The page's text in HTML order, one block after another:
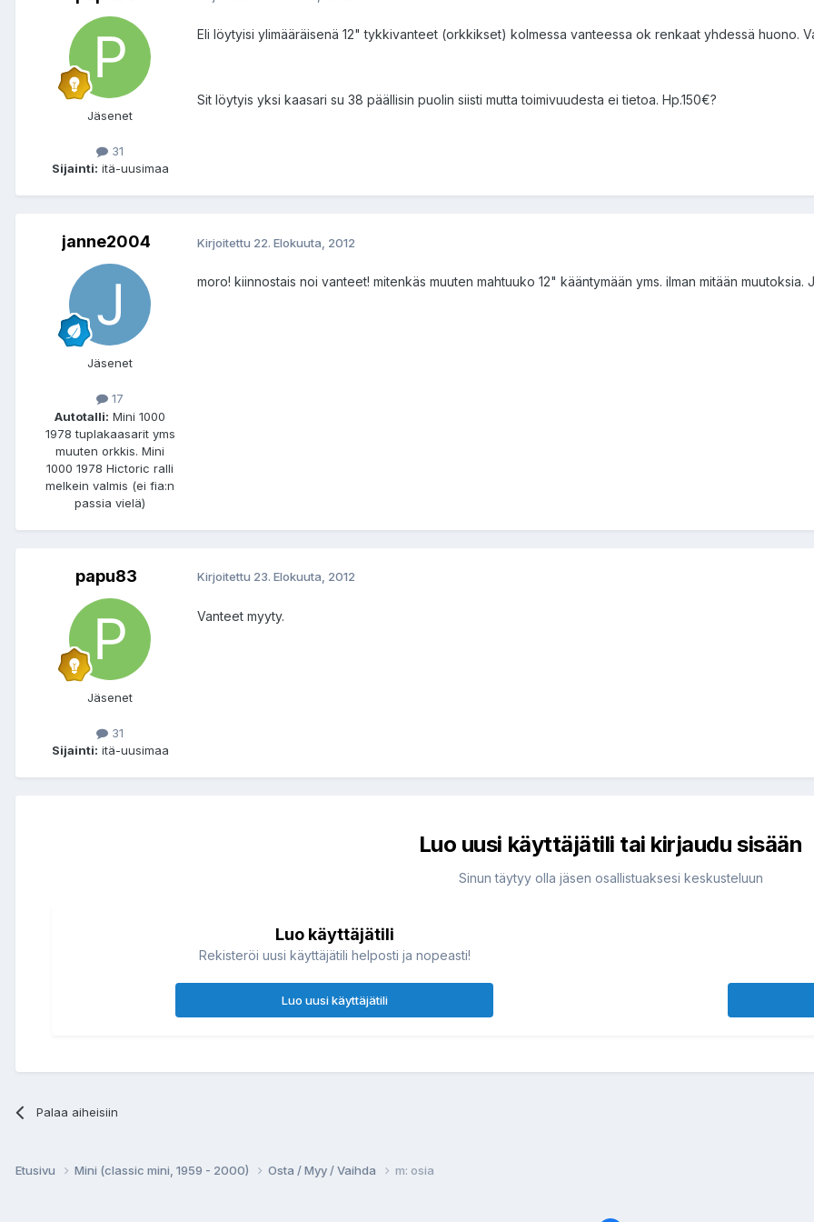
Jäsenet
31
Sijainti: itä-uusimaa
Eli löytyisi ylimääräisenä 12" tykkivanteet (orkkikset) kolmessa vanteessa ok renkaat yhdessä huono.
Sit löytyis yksi kaasari su 38 päällisin puolin siisti mutta toimivuudesta ei tietoa. Hp.150€?
janne2004
Jäsenet
17
Autotalli: Mini 1000
1978 tuplakaasarit yms
muuten orkkis. Mini
1000 1978 Hictoric ralli
melkein valmis (ei fia:n
passia vielä)
Kirjoitettu 22. Elokuuta, 2012
moro! kiinnostais noi vanteet! mitenkäs muuten mahtuuko 12" kääntymään yms. ilman mitään muutoksia.
papu83
Jäsenet
31
Sijainti: itä-uusimaa
Kirjoitettu 23. Elokuuta, 2012
Vanteet myyty.
Luo uusi käyttäjätili tai kirjaudu sisään
Sinun täytyy olla jäsen osallistuaksesi keskusteluun
Luo käyttäjätili
Rekisteröi uusi käyttäjätili helposti ja nopeasti!
Luo uusi käyttäjätili
Palaa aiheisiin
Etusivu Mini (classic mini, 1959 - 2000) Osta / Myy / Vaihda m: osia